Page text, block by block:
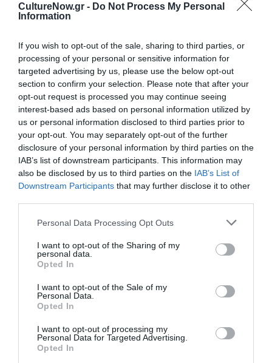
CultureNow.gr - Do Not Process My Personal
Information
If you wish to opt-out of the sale, sharing to third parties, or
processing of your personal or sensitive information for
targeted advertising by us, please use the below opt-out
section to confirm your selection. Please note that after your
opt-out request is processed you may continue seeing
interest-based ads based on personal information utilized by
us or personal information disclosed to third parties prior to
your opt-out. You may separately opt-out of the further
disclosure of your personal information by third parties on the
IAB’s list of downstream participants. This information may
also be disclosed by us to third parties on the IAB’s List of
Downstream Participants that may further disclose it to other
Personal Data Processing Opt Outs
I want to opt-out of the Sharing of my
personal data.
Opted In
I want to opt-out of the Sale of my
Personal Data.
Opted In
I want to opt-out of processing my
Personal Data for Targeted Advertising.
Opted In
Ενημέρωση και ευαισθητοποίηση της κοινότητας
σε θέματα σχετικά με την άνοια και τις
Υποστήριξη των πασχόντων και των οικογενειών
τους- Υπεράσπιση των δικαιωμάτων τους
Κινητοποίηση των κοινωνικών φορέων για την
ίδρυση δομών και υπηρεσιών με στόχο την
προαγωγή της ποιότητας ζωής των ατόμων με
άνοια και των φροντιστών τους
Οι δράσεις της εταιρείας
Κέντρα Ημέρας
Υπηρεσία «Φροντίδα Στο Σπίτι»
Συμβουλευτικοί Σταθμοί στην κοινότητα
Ιατρείο ψυχιατρικής υποστήριξης φροντιστών
Ψυχοεκπαίδευση φροντιστών
Εκπαίδευση έμμισθων φροντιστών
Εκστρατείες ευαισθητοποίησης και πρόληψης της
άνοιας
Έκδοση και διανομή ενημερωτικού υλικού
Ενημερωτικές ομιλίες και εκδηλώσεις για το
κοινό